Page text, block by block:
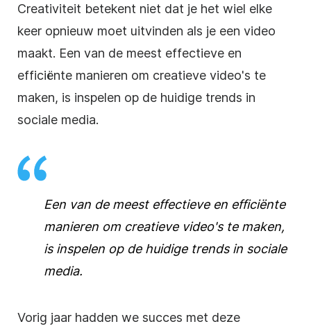
Creativiteit betekent niet dat je het wiel elke
keer opnieuw moet uitvinden als je een video
maakt. Een van de meest effectieve en
efficiënte manieren om creatieve video's te
maken, is inspelen op de huidige trends in
sociale media.
Een van de meest effectieve en efficiënte
manieren om creatieve video's te maken,
is inspelen op de huidige trends in sociale
media.
Vorig jaar hadden we succes met deze